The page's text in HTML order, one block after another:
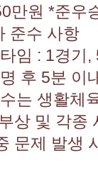
만원 *준우
준수 사항
임 : 1경기,
후 5분 이
는 생활체
상 및 각종
문제 발생